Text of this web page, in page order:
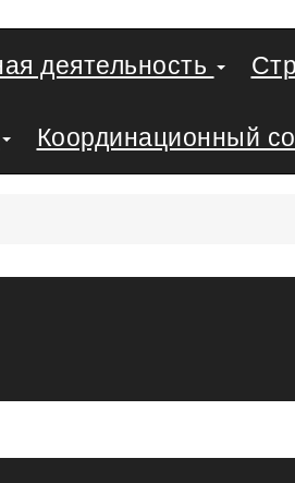
деятельность
Координационный